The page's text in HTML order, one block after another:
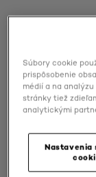
Súbory cookie
prispôsobenie
médií a na
stránky tiež
analytickými
Nastavenia